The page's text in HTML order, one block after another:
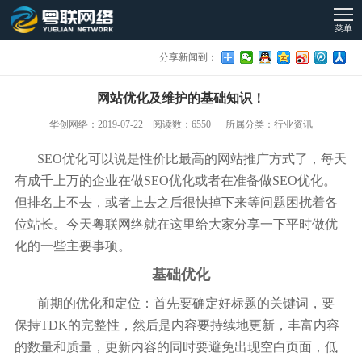
菜单
分享新闻到：
网站优化及维护的基础知识！
华创网络：2019-07-22 阅读数：6550 所属分类：行业资讯
SEO优化可以说是性价比最高的网站推广方式了，每天
有成千上万的企业在做SEO优化或者在准备做SEO优化。
但排名上不去，或者上去之后很快掉下来等问题困扰着各
位站长。今天粤联网络就在这里给大家分享一下平时做优
化的一些主要事项。
基础优化
前期的优化和定位：首先要确定好标题的关键词，要
保持TDK的完整性，然后是内容要持续地更新，丰富内容
的数量和质量，更新内容的同时要避免出现空白页面，低